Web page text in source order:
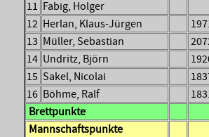
11 Fabig, Holger
12 Herlan, Klaus-Jürgen
13 Müller, Sebastian
14 Undritz, Björn
15 Sakel, Nicolai
16 Böhme, Ralf
Brettpunkte
Mannschaftspunkte